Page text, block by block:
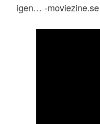
igen… -moviezine.se